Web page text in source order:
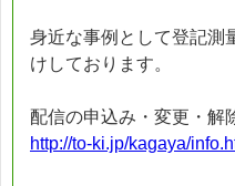
身近な事例として登記測
けしております。
配信の申込み・変更・解
http://to-ki.jp/kagaya/